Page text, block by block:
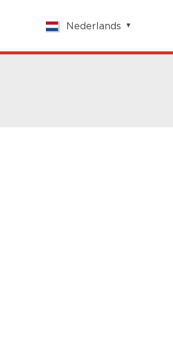
Nederlands
Nederlands